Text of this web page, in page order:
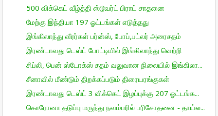
500 விக்கெட் வீழ்த்தி ஸ்டூவர்ட் பிராட் சாதனை
மேற்கு இந்தியா 197 ஓட்டங்கள் எடுத்தது
இங்கிலாந்து வீரர்கள் பர்ன்ஸ், போப்,பட்லர் அரைசதம்
இரண்டாவது டெஸ்ட் போட்டியில் இங்கிலாந்து வெற்றி
சிப்லி, பென் ஸ்டோக்ஸ் சதம் வலுவான நிலையில் இங்கிலா...
சீனாவில் மீண்டும் திறக்கப்படும் திரையரங்குகள்
இரண்டாவது டெஸ்ட் 3 விக்கெட் இழப்புக்கு 207 ஓட்டங்க...
கொரோனா தடுப்பு மருந்து நவம்பரில் பரிசோதனை - தாய்ல...